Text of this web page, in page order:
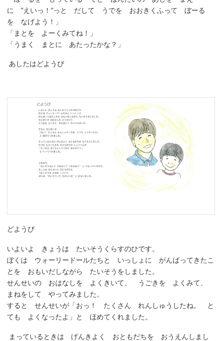
に “えいっ！”っと だして うでを おおきくふって ぼーる
を なげよう！」
「まとを よーくみてね！」
「うまく まとに あたったかな？」
あしたはどようび
どようび
いよいよ きょうは たいそうくらすのひです。
ぼくは ウォーリードールたちと いっしょに がんばってきたこ
とを おもいだしながら たいそうをしました。
せんせいの おはなしを よくきいて、 うごきを よくみて、
まねをして やってみました。
すると せんせいが「おっ！ たくさん れんしゅうしたね。 と
ても よくなったよ」と ほめてくれました。
まっているときは げんきよく おともだちを おうえんしまし